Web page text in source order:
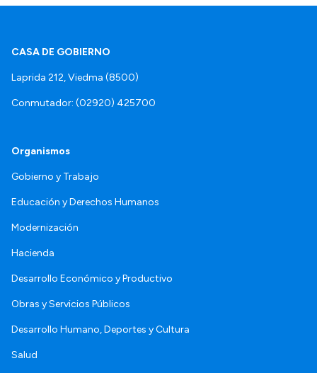
CASA DE GOBIERNO
Laprida 212, Viedma (8500)
Conmutador: (02920) 425700
Organismos
Gobierno y Trabajo
Educación y Derechos Humanos
Modernización
Hacienda
Desarrollo Económico y Productivo
Obras y Servicios Públicos
Desarrollo Humano, Deportes y Cultura
Salud